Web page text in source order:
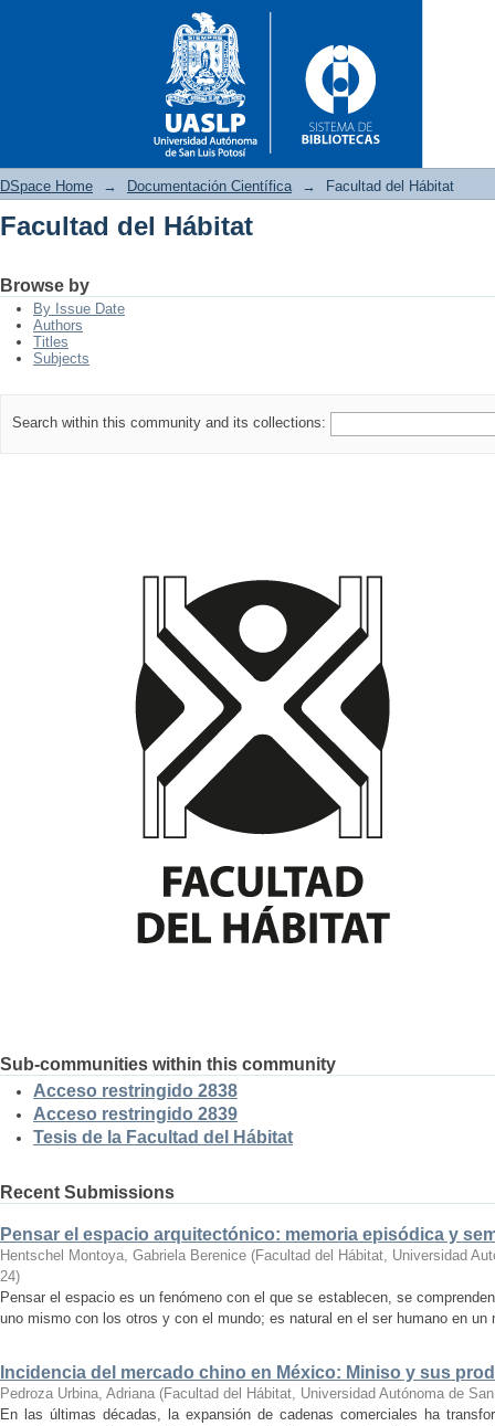
DSpace Home → Documentación Científica → Facultad del Hábitat
Facultad del Hábitat
Browse by
By Issue Date
Authors
Titles
Subjects
Search within this community and its collections:
Sub-communities within this community
Acceso restringido 2838
Acceso restringido 2839
Tesis de la Facultad del Hábitat
Recent Submissions
Pensar el espacio arquitectónico: memoria episódica y
Hentschel Montoya, Gabriela Berenice (Facultad del Hábitat, Universidad
24)
Pensar el espacio es un fenómeno con el que se establecen, se
uno mismo con los otros y con el mundo; es natural en el ser humano en
Incidencia del mercado chino en México: Miniso y sus
Pedroza Urbina, Adriana (Facultad del Hábitat, Universidad Autónoma de
En las últimas décadas, la expansión de cadenas comerciales ha